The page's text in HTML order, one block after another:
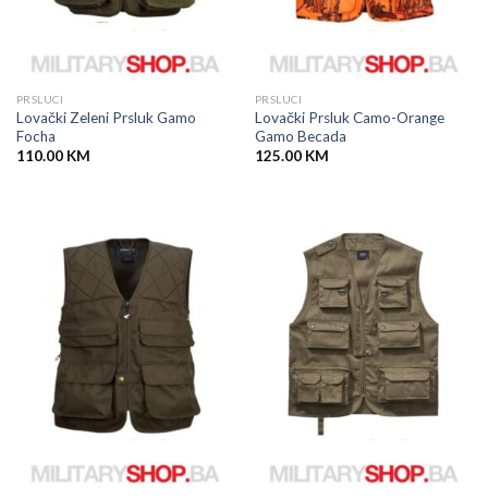
PRSLUCI
Lovački Zeleni Prsluk Gamo
Focha
110.00 KM
PRSLUCI
Lovački Prsluk Camo-Orange
Gamo Becada
125.00 KM